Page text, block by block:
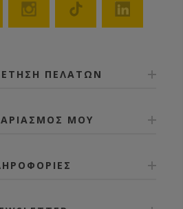
ΠΕΛΑΤΩΝ
ΜΟΥ